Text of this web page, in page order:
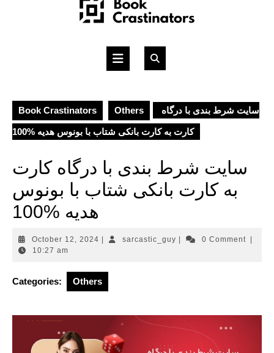
Open
Book Crastinators Others
کارت به کارت بانکی شتاب با بونوس هدیه %100
سایت شرط بندی با درگاه کارت
به کارت بانکی شتاب با بونوس
هدیه %100
October 12, 2024 Octobersarcastic_guysarcastic_guy
0 Comment
10:27 am
Categories: Others